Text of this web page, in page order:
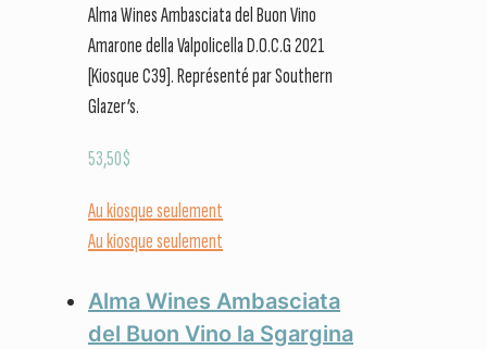
Alma Wines Ambasciata del Buon Vino
Amarone della Valpolicella D.O.C.G 2021
[Kiosque C39]. Représenté par Southern
Glazer’s.
53,50$
Au kiosque seulement
Au kiosque seulement
Alma Wines Ambasciata
del Buon Vino la Sgargina